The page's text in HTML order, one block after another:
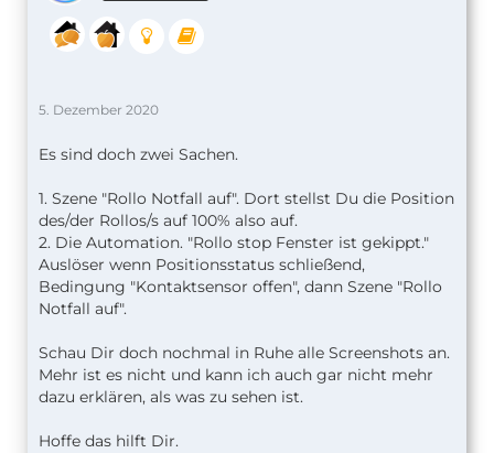
5. Dezember 2020
Es sind doch zwei Sachen.
1. Szene "Rollo Notfall auf". Dort stellst Du die Position
des/der Rollos/s auf 100% also auf.
2. Die Automation. "Rollo stop Fenster ist gekippt."
Auslöser wenn Positionsstatus schließend,
Bedingung "Kontaktsensor offen", dann Szene "Rollo
Notfall auf".
Schau Dir doch nochmal in Ruhe alle Screenshots an.
Mehr ist es nicht und kann ich auch gar nicht mehr
dazu erklären, als was zu sehen ist.
Hoffe das hilft Dir.